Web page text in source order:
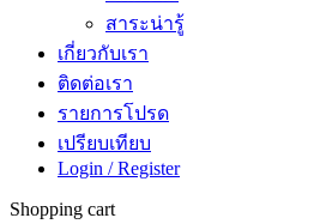
สาระน่ารู้
เกี่ยวกับเรา
ติดต่อเรา
รายการโปรด
เปรียบเทียบ
Login / Register
Shopping cart